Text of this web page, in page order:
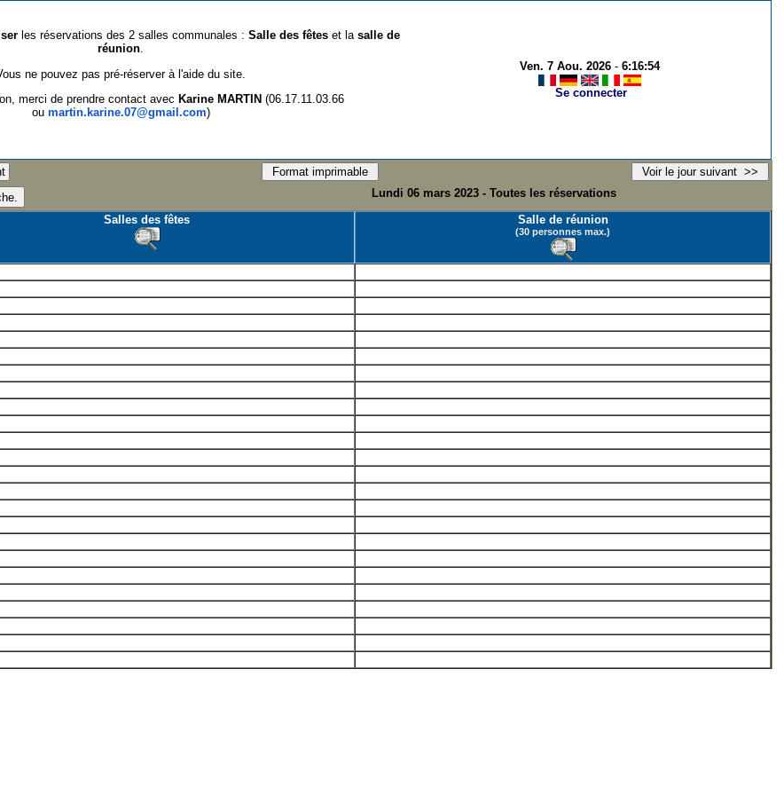
les réservations des 2 salles communales :Salle des fêtes et lasalle de
réunion.
ne pouvez pas pré-réserver à l'aide du site.
merci de prendre contact avec Karine MARTIN (06.17.11.03.66
ou martin.karine.07@gmail.com)
Ven. 7 Aou. 2026- 6:16:54
Se connecter
Lundi 06 mars 2023 - Toutes les réservations
Salles des fêtes Salle de réunion
(30 personnes max.)